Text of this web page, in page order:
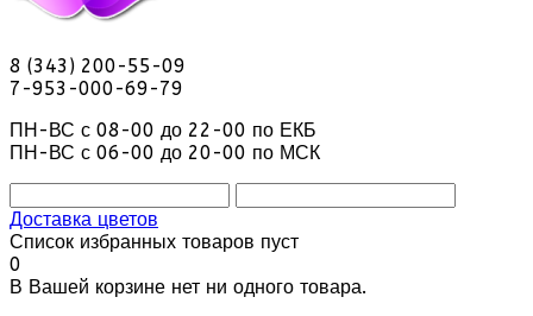
8 (343) 200-55-09
7-953-000-69-79
ПН-ВС с 08-00 до 22-00 по ЕКБ
ПН-ВС с 06-00 до 20-00 по МСК
Доставка цветов
Список избранных товаров пуст
0
В Вашей корзине нет ни одного товара.